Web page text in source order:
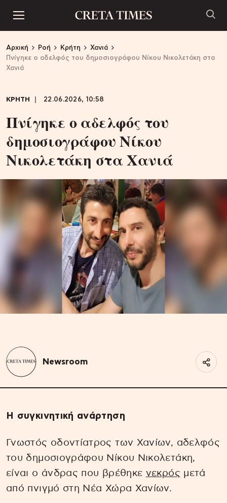
Αρχική Ροή Κρήτη
Χανιά
Πνίγηκε ο αδελφός του δημοσιογράφου Νίκου Νικολετάκη στα
Χανιά
ΚΡΗΤΗ 22.06.2026, 10:58
Πνίγηκε ο αδελφός του
δημοσιογράφου Νίκου
Νικολετάκη στα Χανιά
Newsroom
Η συγκινητική ανάρτηση
Γνωστός οδοντίατρος των Χανίων, αδελφός
του δημοσιογράφου Νίκου Νικολετάκη,
είναι ο άνδρας που βρέθηκε νεκρός μετά
από πνιγμό στη Νέα Χώρα Χανίων.